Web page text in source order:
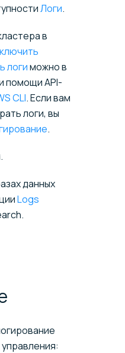
Логи.
в
логиможно в
помощи API-
CLI. Если вам
логи, вы
.
данных
Logs